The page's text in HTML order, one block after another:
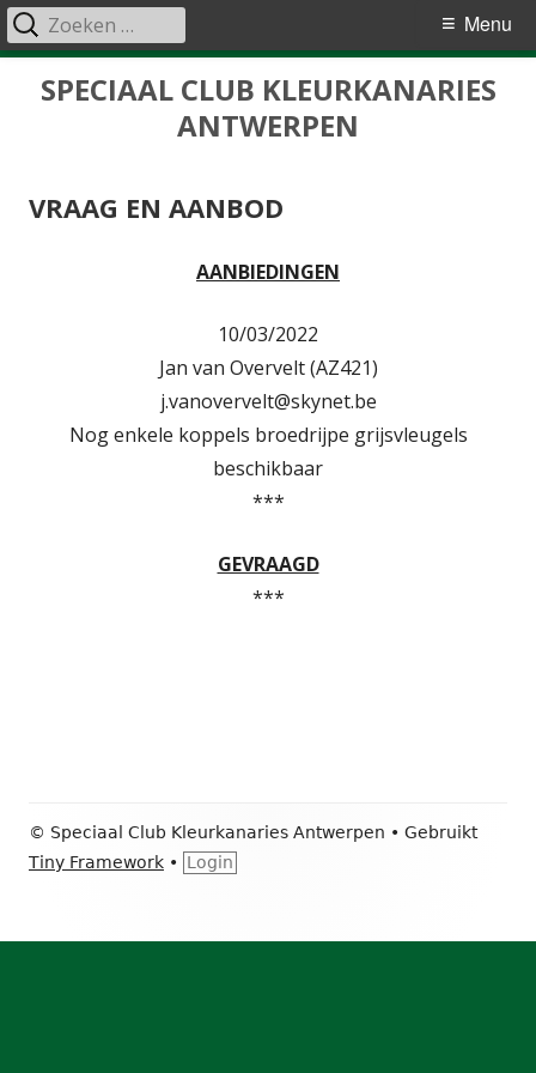
SPECIAAL CLUB KLEURKANARIES
ANTWERPEN
Primair
menu
Menu
Zoeken
naar:
VRAAG EN AANBOD
AANBIEDINGEN
10/03/2022
Jan van Overvelt (AZ421)
j.vanovervelt@skynet.be
Nog enkele koppels broedrijpe grijsvleugels
beschikbaar
***
GEVRAAGD
***
Footer
inhoud
© Speciaal Club Kleurkanaries Antwerpen • Gebruikt
Tiny Framework • Login